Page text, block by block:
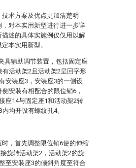
术方案及优点更加清楚明
对本实用新型进行进一步详
述的具体实施例仅仅用以解
本实用新型。
具辅助调节装置，包括固定座
活动架2且活动架2呈回字形
安装座3，安装座3的一侧设
安装有相配合的限位销6，
座14与固定座1和活动架2转
均开设有螺纹孔4。
，首先调整限位销6使的伸缩
旋转活动架2，活动架2的旋
至安装座3的倾斜角度至符合